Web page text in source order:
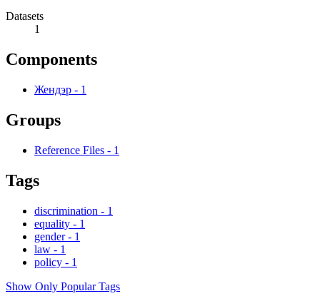
Datasets
1
Components
Жендэр - 1
Groups
Reference Files - 1
Tags
discrimination - 1
equality - 1
gender - 1
law - 1
policy - 1
Show Only Popular Tags